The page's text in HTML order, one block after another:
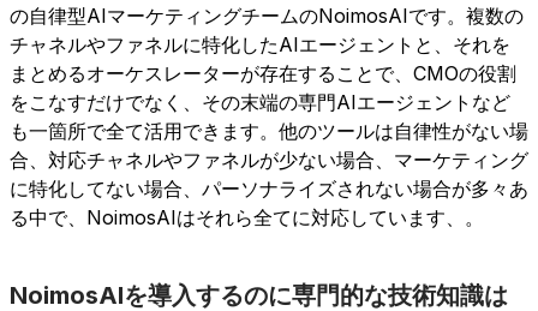
の自律型AIマーケティングチームのNoimosAIです。複数の
チャネルやファネルに特化したAIエージェントと、それを
まとめるオーケスレーターが存在することで、CMOの役割
をこなすだけでなく、その末端の専門AIエージェントなど
も一箇所で全て活用できます。他のツールは自律性がない場
合、対応チャネルやファネルが少ない場合、マーケティング
に特化してない場合、パーソナライズされない場合が多々あ
る中で、NoimosAIはそれら全てに対応しています、。
NoimosAIを導入するのに専門的な技術知識は